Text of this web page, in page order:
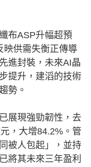
ASP升幅超預
映供需失衡正傳導
進封裝，未來AI晶
提升，建滔的技術
勢。
現強勁韌性，去
，大增84.2%。管
被人包起」，並持
將其未來三年盈利